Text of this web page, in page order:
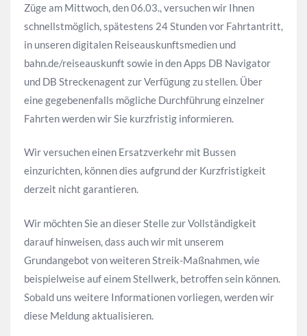
Züge am Mittwoch, den 06.03., versuchen wir Ihnen
schnellstmöglich, spätestens 24 Stunden vor Fahrtantritt,
in unseren digitalen Reiseauskunftsmedien und
bahn.de/reiseauskunft sowie in den Apps DB Navigator
und DB Streckenagent zur Verfügung zu stellen. Über
eine gegebenenfalls mögliche Durchführung einzelner
Fahrten werden wir Sie kurzfristig informieren.
Wir versuchen einen Ersatzverkehr mit Bussen
einzurichten, können dies aufgrund der Kurzfristigkeit
derzeit nicht garantieren.
Wir möchten Sie an dieser Stelle zur Vollständigkeit
darauf hinweisen, dass auch wir mit unserem
Grundangebot von weiteren Streik-Maßnahmen, wie
beispielweise auf einem Stellwerk, betroffen sein können.
Sobald uns weitere Informationen vorliegen, werden wir
diese Meldung aktualisieren.